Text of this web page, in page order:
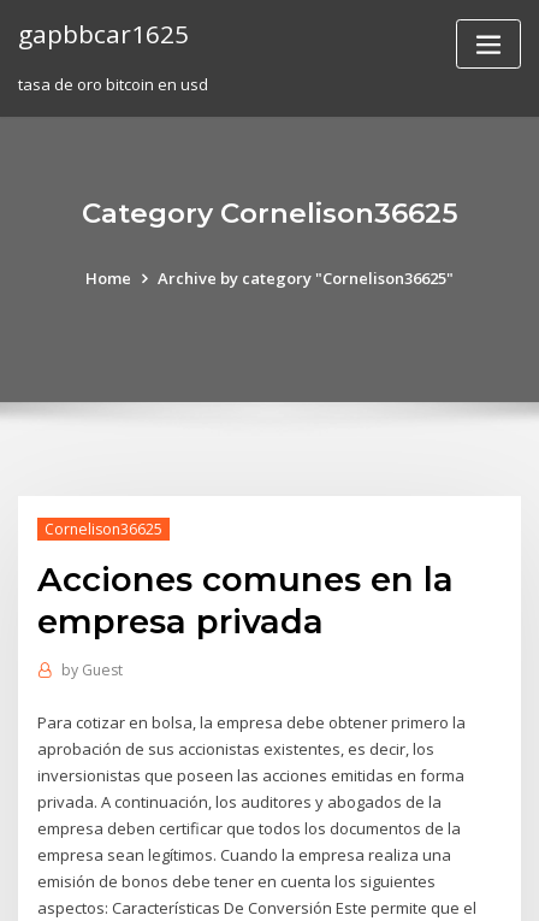
gapbbcar1625
tasa de oro bitcoin en usd
Category Cornelison36625
Home Archive by category "Cornelison36625"
Cornelison36625
Acciones comunes en la
empresa privada
by Guest
Para cotizar en bolsa, la empresa debe obtener primero la
aprobación de sus accionistas existentes, es decir, los
inversionistas que poseen las acciones emitidas en forma
privada. A continuación, los auditores y abogados de la
empresa deben certificar que todos los documentos de la
empresa sean legítimos. Cuando la empresa realiza una
emisión de bonos debe tener en cuenta los siguientes
aspectos: Características De Conversión Este permite que el